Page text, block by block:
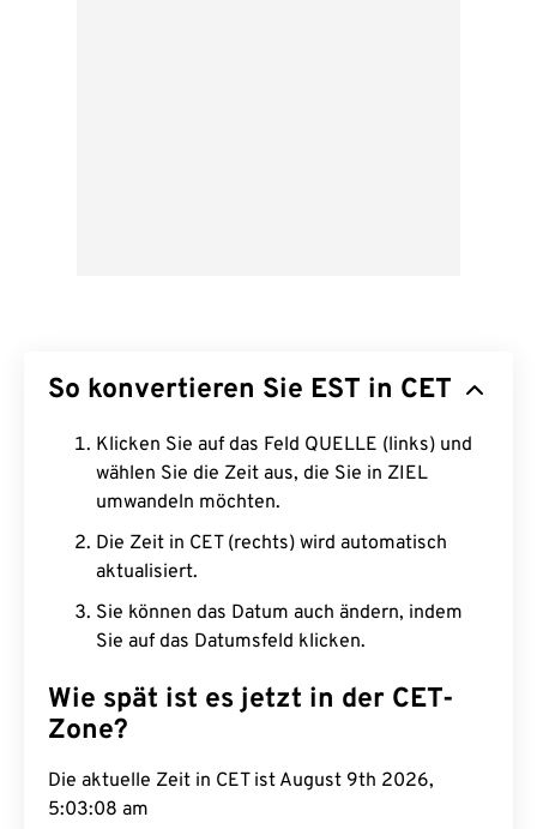
So konvertieren Sie EST in CET
Klicken Sie auf das Feld QUELLE (links) und
wählen Sie die Zeit aus, die Sie in ZIEL
umwandeln möchten.
Die Zeit in CET (rechts) wird automatisch
aktualisiert.
Sie können das Datum auch ändern, indem
Sie auf das Datumsfeld klicken.
Wie spät ist es jetzt in der CET-
Zone?
Die aktuelle Zeit in CET ist August 9th 2026,
5:03:09 am